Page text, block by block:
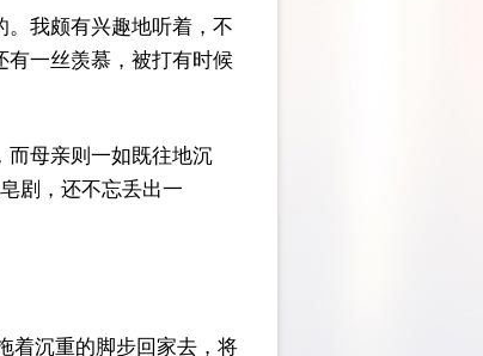
。我颇有兴趣地听着，不
一丝羡慕，被打有时候
而母亲则一如既往地沉
剧，还不忘丢出一
着沉重的脚步回家去，将